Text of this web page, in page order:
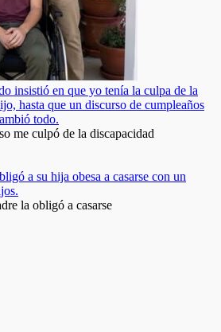
insistió en que yo tenía la culpa de la
hasta que un discurso de cumpleaños
todo.
me culpó de la discapacidad
a su hija obesa a casarse con un
la obligó a casarse